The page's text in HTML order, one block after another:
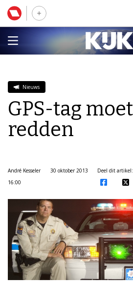
Nieuws
GPS-tag
redden
André Kesseler
30 oktober 2013
16:00
Deel dit artikel: